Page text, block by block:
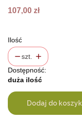
Cena
107,00 zł
Ilość
szt.
Dostępność:
duża ilość
Dodaj do